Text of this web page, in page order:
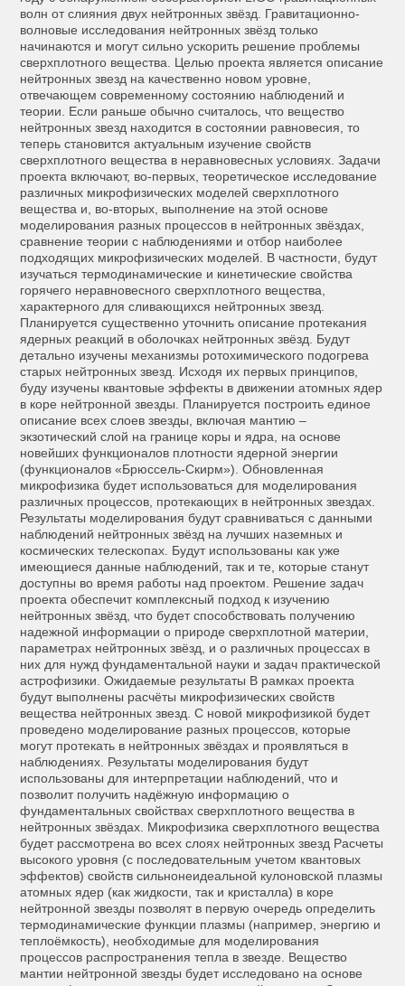
волн от слияния двух нейтронных звёзд. Гравитационно-
волновые исследования нейтронных звёзд только
начинаются и могут сильно ускорить решение проблемы
сверхплотного вещества. Целью проекта является описание
нейтронных звезд на качественно новом уровне,
отвечающем современному состоянию наблюдений и
теории. Если раньше обычно считалось, что вещество
нейтронных звезд находится в состоянии равновесия, то
теперь становится актуальным изучение свойств
сверхплотного вещества в неравновесных условиях. Задачи
проекта включают, во-первых, теоретическое исследование
различных микрофизических моделей сверхплотного
вещества и, во-вторых, выполнение на этой основе
моделирования разных процессов в нейтронных звёздах,
сравнение теории с наблюдениями и отбор наиболее
подходящих микрофизических моделей. В частности, будут
изучаться термодинамические и кинетические свойства
горячего неравновесного сверхплотного вещества,
характерного для сливающихся нейтронных звезд.
Планируется существенно уточнить описание протекания
ядерных реакций в оболочках нейтронных звёзд. Будут
детально изучены механизмы ротохимического подогрева
старых нейтронных звезд. Исходя их первых принципов,
буду изучены квантовые эффекты в движении атомных ядер
в коре нейтронной звезды. Планируется построить единое
описание всех слоев звезды, включая мантию –
экзотический слой на границе коры и ядра, на основе
новейших функционалов плотности ядерной энергии
(функционалов «Брюссель-Скирм»). Обновленная
микрофизика будет использоваться для моделирования
различных процессов, протекающих в нейтронных звездах.
Результаты моделирования будут сравниваться с данными
наблюдений нейтронных звёзд на лучших наземных и
космических телескопах. Будут использованы как уже
имеющиеся данные наблюдений, так и те, которые станут
доступны во время работы над проектом. Решение задач
проекта обеспечит комплексный подход к изучению
нейтронных звёзд, что будет способствовать получению
надежной информации о природе сверхплотной материи,
параметрах нейтронных звёзд, и о различных процессах в
них для нужд фундаментальной науки и задач практической
астрофизики. Ожидаемые результаты В рамках проекта
будут выполнены расчёты микрофизических свойств
вещества нейтронных звезд. С новой микрофизикой будет
проведено моделирование разных процессов, которые
могут протекать в нейтронных звёздах и проявляться в
наблюдениях. Результаты моделирования будут
использованы для интерпретации наблюдений, что и
позволит получить надёжную информацию о
фундаментальных свойствах сверхплотного вещества в
нейтронных звёздах. Микрофизика сверхплотного вещества
будет рассмотрена во всех слоях нейтронных звезд Расчеты
высокого уровня (с последовательным учетом квантовых
эффектов) свойств сильнонеидеальной кулоновской плазмы
атомных ядер (как жидкости, так и кристалла) в коре
нейтронной звезды позволят в первую очередь определить
термодинамические функции плазмы (например, энергию и
теплоёмкость), необходимые для моделирования
процессов распространения тепла в звезде. Вещество
мантии нейтронной звезды будет исследовано на основе